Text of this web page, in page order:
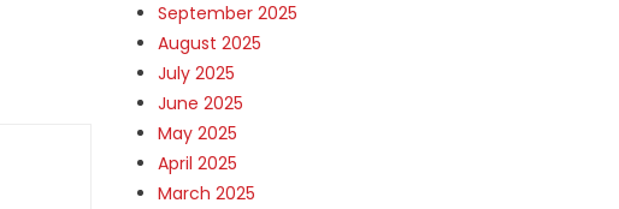
September 2025
August 2025
July 2025
June 2025
May 2025
April 2025
March 2025